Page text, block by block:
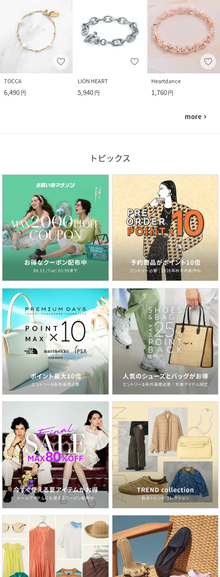
TOCCA
6,490円
LION HEART
5,940円
Heartdance
1,760円
more navigate_next
トピックス